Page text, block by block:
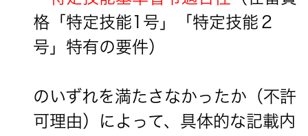
格「特定技能1号」「特定技能２
号」特有の要件）
のいずれを満たさなかったか（不許
可理由）によって、具体的な記載内